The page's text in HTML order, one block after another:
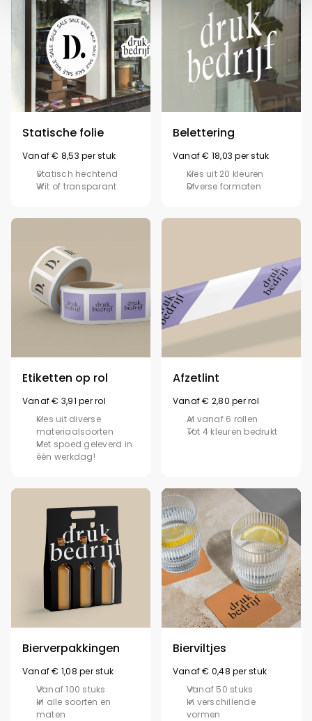
Statische folie
Vanaf € 8,53 per stuk
Statisch hechtend
Wit of transparant
Belettering
Vanaf € 18,03 per stuk
Kies uit 20 kleuren
Diverse formaten
Etiketten op rol
Vanaf € 3,91 per rol
Kies uit diverse
materiaalsoorten
Met spoed geleverd in
één werkdag!
Afzetlint
Vanaf € 2,80 per rol
Al vanaf 6 rollen
Tot 4 kleuren bedrukt
Bierverpakkingen
Vanaf € 1,08 per stuk
Vanaf 100 stuks
In alle soorten en
maten
Bierviltjes
Vanaf € 0,48 per stuk
Vanaf 50 stuks
In verschillende
vormen